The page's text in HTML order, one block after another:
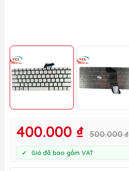
400.000 ₫ 500.000 ₫
Giá đã bao gồm VAT